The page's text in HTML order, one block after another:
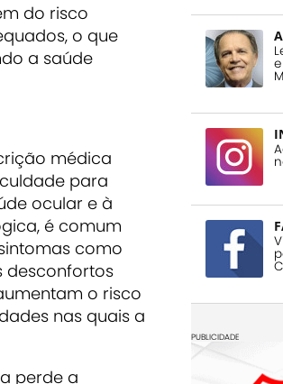
do risco
o que
a saúde
médica
para
ocular e à
é comum
como
desconfortos
o risco
nas quais a
perde a
PUBLICIDADE